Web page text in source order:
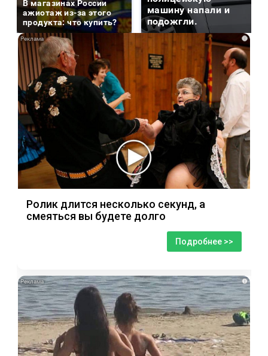
В магазинах России
ажиотаж из-за этого
продукта: что купить?
машину напали и
подожгли.
i
Ролик длится несколько секунд, а
смеяться вы будете долго
Подробнее >>
i